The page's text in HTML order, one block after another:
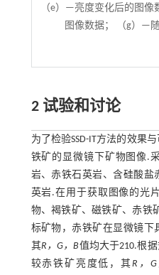
（e）—亮度变化后的图
图像数据； （g）—
2 试验和讨论
为了检验SSD-IT方法的效果
铁矿的显微镜下矿物图像.
岩、赤铁石英岩、含硅酸盐
英岩.在用于获取图像的光
物、褐铁矿、磁铁矿、赤铁
标矿物，赤铁矿在显微镜下
其R，G，B值均大于210.根据
较赤铁矿亮度低，其R，G